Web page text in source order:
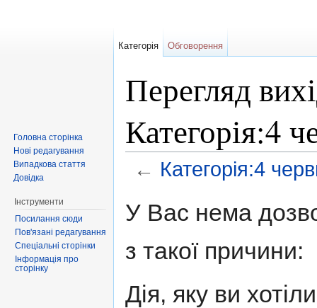
Перегляд
Категорія:4
← Категорія:4
У Вас нема
з такої причини:
Дія, яку ви
Категорія Обговорення
Головна сторінка
Нові редагування
Випадкова стаття
Довідка
Інструменти
Посилання сюди
Пов'язані редагування
Спеціальні сторінки
Інформація про
сторінку